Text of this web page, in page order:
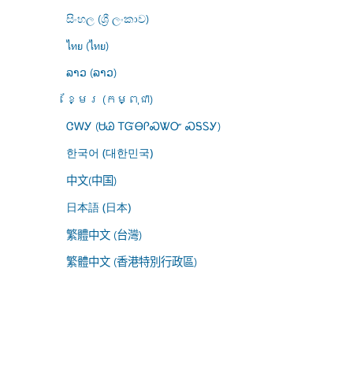
සිංහල (ශ්‍රී ලංකාව)
ไทย (ไทย)
ລາວ (ລາວ)
ខ្មែរ (កម្ពុជា)
ᏣᎳᎩ (ᏌᏊ ᎢᏳᎾᎵᏍᏔᏅ ᏍᎦᏚᎩ)
한국어 (대한민국)
中文(中国)
日本語 (日本)
繁體中文 (台灣)
繁體中文 (香港特別行政區)